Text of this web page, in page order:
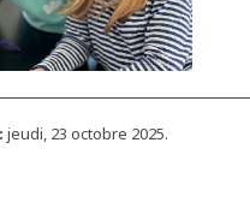
jeudi, 23 octobre 2025.